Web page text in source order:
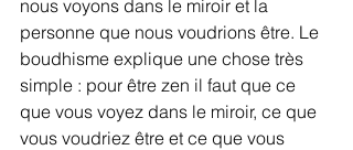
nous voyons dans le miroir et la
personne que nous voudrions être. Le
boudhisme explique une chose très
simple : pour être zen il faut que ce
que vous voyez dans le miroir, ce que
vous voudriez être et ce que vous